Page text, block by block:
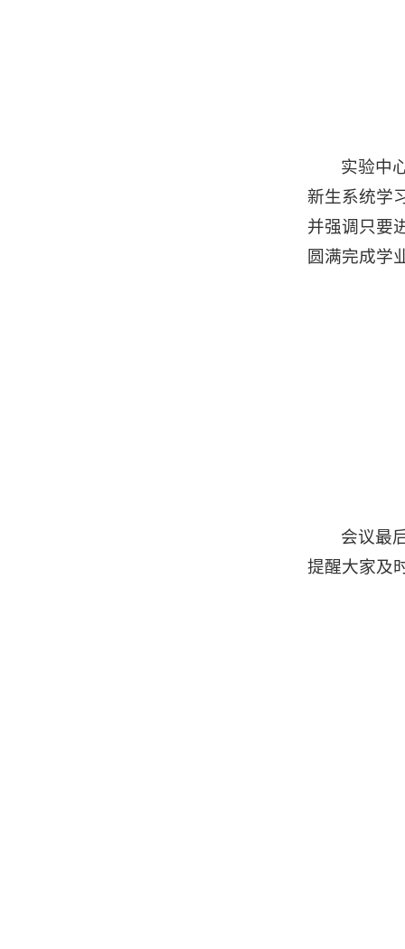
实验中
新生系统学
并强调只要
圆满完成学
会议最
提醒大家及